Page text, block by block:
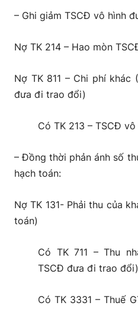
– Ghi giảm TSCĐ vô hình
Nợ TK 214 – Hao mòn
Nợ TK 811 – Chi phí
đưa đi trao đổi)
Có TK 213 – TSCĐ
– Đồng thời phản ánh số
hạch toán:
Nợ TK 131- Phải thu của
toán)
Có TK 711 – Thu
TSCĐ đưa đi trao đổi)
Có TK 3331 – Thuế